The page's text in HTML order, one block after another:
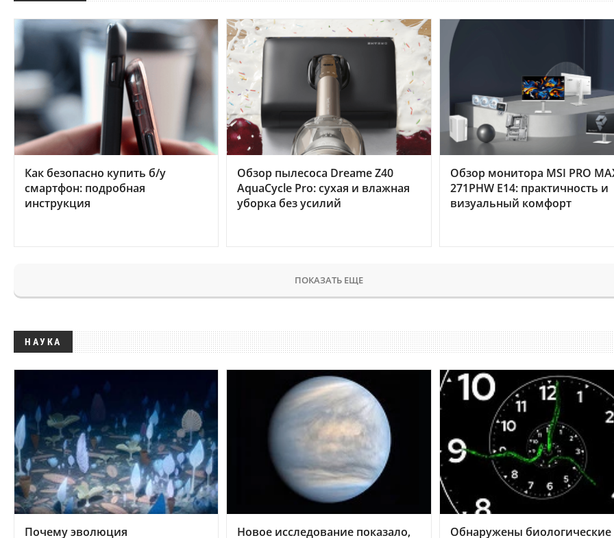
Как безопасно купить б/у
смартфон: подробная
инструкция
Обзор пылесоса Dreame Z40
AquaCycle Pro: сухая и влажная
уборка без усилий
Обзор монитора MSI PRO
271PHW E14: практичность и
визуальный комфорт
ПОКАЗАТЬ ЕЩЕ
НАУКА
Почему эволюция
Новое исследование показало,
Обнаружены биологические